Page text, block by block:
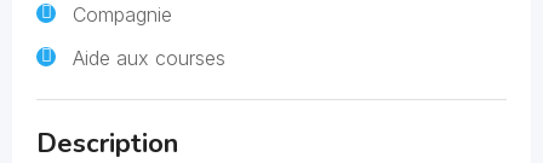
Compagnie
Aide aux courses
Description